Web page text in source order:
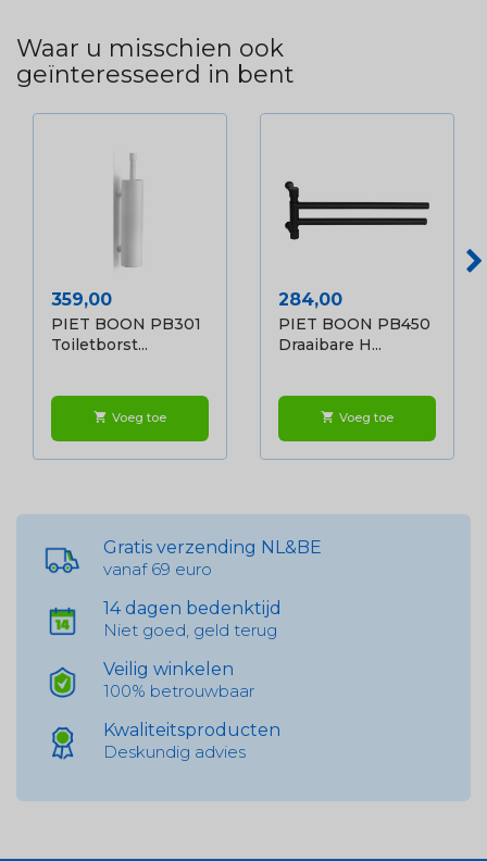
Waar u misschien ook
geïnteresseerd in bent
Prijs
359,00
PIET BOON PB301
Toiletborst...
shopping_cart Voeg toe
Prijs
284,00
PIET BOON PB450
Draaibare H...
shopping_cart Voeg toe
Gratis verzending NL&BE
vanaf 69 euro
14 dagen bedenktijd
Niet goed, geld terug
Veilig winkelen
100% betrouwbaar
Kwaliteitsproducten
Deskundig advies